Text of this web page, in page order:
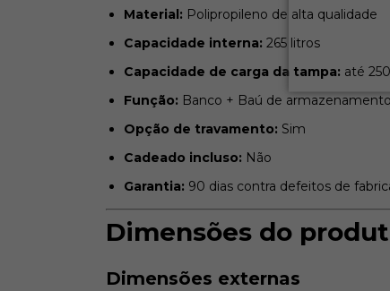
Material: Polipropileno de alta qualidade
Capacidade interna: 265 litros
Capacidade de carga da tampa: até
Função: Banco + Baú de armazenamento
Opção de travamento: Sim
Cadeado incluso: Não
Garantia: 90 dias contra defeitos de
Dimensões do
Dimensões externas